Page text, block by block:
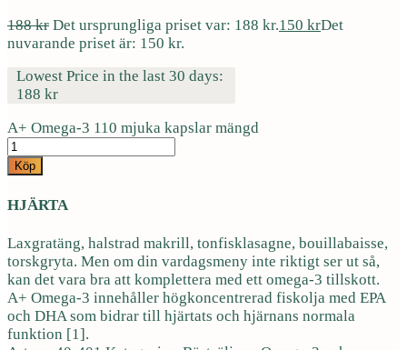
188kr Det ursprungliga priset var: 188 kr.150 krDet
nuvarande priset är: 150 kr.
Lowest Price in the last 30 days:
188 kr
A+ Omega-3 110 mjuka kapslar mängd
Köp
HJÄRTA
Laxgratäng, halstrad makrill, tonfisklasagne, bouillabaisse,
torskgryta. Men om din vardagsmeny inte riktigt ser ut så,
kan det vara bra att komplettera med ett omega-3 tillskott.
A+ Omega-3 innehåller högkoncentrerad fiskolja med EPA
och DHA som bidrar till hjärtats och hjärnans normala
funktion [1].